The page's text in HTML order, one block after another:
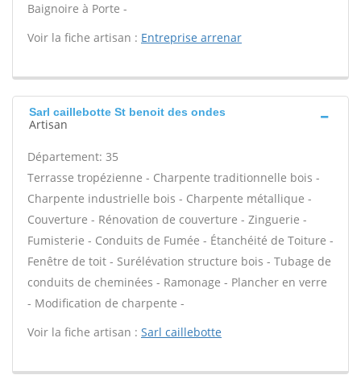
Baignoire à Porte -
Voir la fiche artisan : Entreprise arrenar
Sarl caillebotte St benoit des ondes
Artisan
Département: 35
Terrasse tropézienne - Charpente traditionnelle bois -
Charpente industrielle bois - Charpente métallique -
Couverture - Rénovation de couverture - Zinguerie -
Fumisterie - Conduits de Fumée - Étanchéité de Toiture -
Fenêtre de toit - Surélévation structure bois - Tubage de
conduits de cheminées - Ramonage - Plancher en verre
- Modification de charpente -
Voir la fiche artisan : Sarl caillebotte